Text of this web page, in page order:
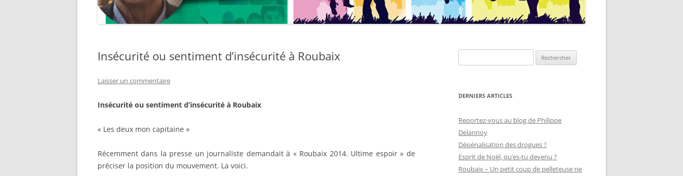
Insécurité ou sentiment d’insécurité à Roubaix
Laisser un commentaire
Insécurité ou sentiment d’insécurité à Roubaix
« Les deux mon capitaine »
Récemment dans la presse un journaliste demandait à « Roubaix 2014. Ultime espoir » de
préciser la position du mouvement. La voici.
DERNIERS ARTICLES
Reportez-vous au blog de Philippe
Delannoy
Dépénalisation des drogues ?
Esprit de Noël, qu’es-tu devenu ?
Roubaix – Un petit coup de pelleteuse ne